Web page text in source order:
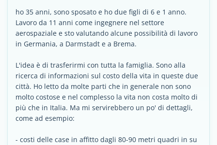
ho 35 anni, sono sposato e ho due figli di 6 e 1 anno.
Lavoro da 11 anni come ingegnere nel settore
aerospaziale e sto valutando alcune possibilità di lavoro
in Germania, a Darmstadt e a Brema.
L'idea è di trasferirmi con tutta la famiglia. Sono alla
ricerca di informazioni sul costo della vita in queste due
città. Ho letto da molte parti che in generale non sono
molto costose e nel complesso la vita non costa molto di
più che in Italia. Ma mi servirebbero un po' di dettagli,
come ad esempio:
- costi delle case in affitto dagli 80-90 metri quadri in su